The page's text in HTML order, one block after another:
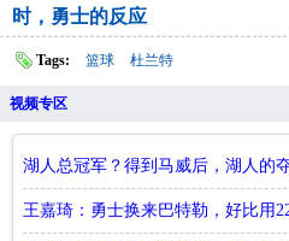
时，勇士的反应
Tags: 篮球 杜兰特
视频专区
湖人总冠军？得到马威后，湖人的
王嘉琦：勇士换来巴特勒，好比用